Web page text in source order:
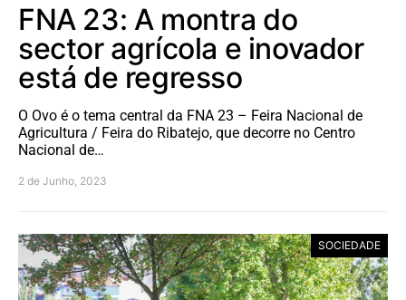
FNA 23: A montra do
sector agrícola e inovador
está de regresso
O Ovo é o tema central da FNA 23 – Feira Nacional de
Agricultura / Feira do Ribatejo, que decorre no Centro
Nacional de…
2 de Junho, 2023
SOCIEDADE